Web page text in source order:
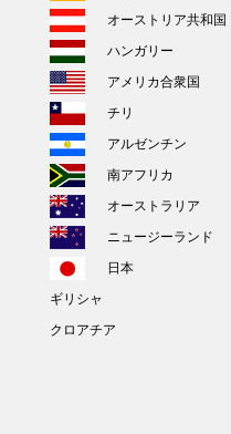
オーストリア共和国
ハンガリー
アメリカ合衆国
チリ
アルゼンチン
南アフリカ
オーストラリア
ニュージーランド
日本
ギリシャ
クロアチア